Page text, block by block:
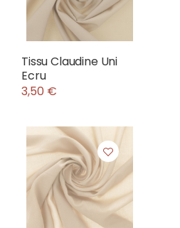
Tissu Claudine Uni
Ecru
3,50 €